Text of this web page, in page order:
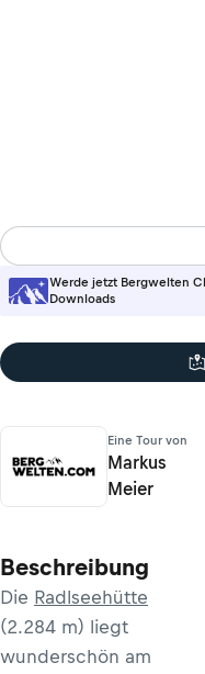
Werde jetzt Bergwelten
Downloads
Eine Tour von
Markus
Meier
Beschreibung
Die Radlseehütte
(2.284 m) liegt
wunderschön am